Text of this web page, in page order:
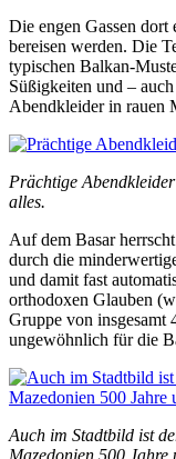
Die engen Gassen
bereisen werden. Die
typischen Balkan-
Süßigkeiten und –
Abendkleider in rauen
Prächtige
alles.
Auf dem Basar
durch die
und damit fast
orthodoxen Glauben
Gruppe von insgesamt
ungewöhnlich für die
Auch im Stadtbild ist